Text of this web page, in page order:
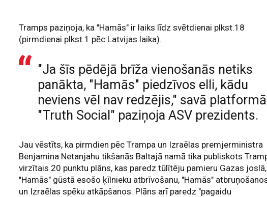
Tramps paziņoja, ka "Hamās" ir laiks līdz svētdienai plkst.18
(pirmdienai plkst.1 pēc Latvijas laika).
"Ja šīs pēdējā brīža vienošanās netiks
panākta, "Hamās" piedzīvos elli, kādu
neviens vēl nav redzējis," savā platformā
"Truth Social" paziņoja ASV prezidents.
Jau vēstīts, ka pirmdien pēc Trampa un Izraēlas premjerministra
Benjamina Netanjahu tikšanās Baltajā namā tika publiskots
virzītais 20 punktu plāns, kas paredz tūlītēju pamieru Gazas joslā,
"Hamās" gūstā esošo ķīlnieku atbrīvošanu, "Hamās"
un Izraēlas spēku atkāpšanos. Plāns arī paredz "pagaidu